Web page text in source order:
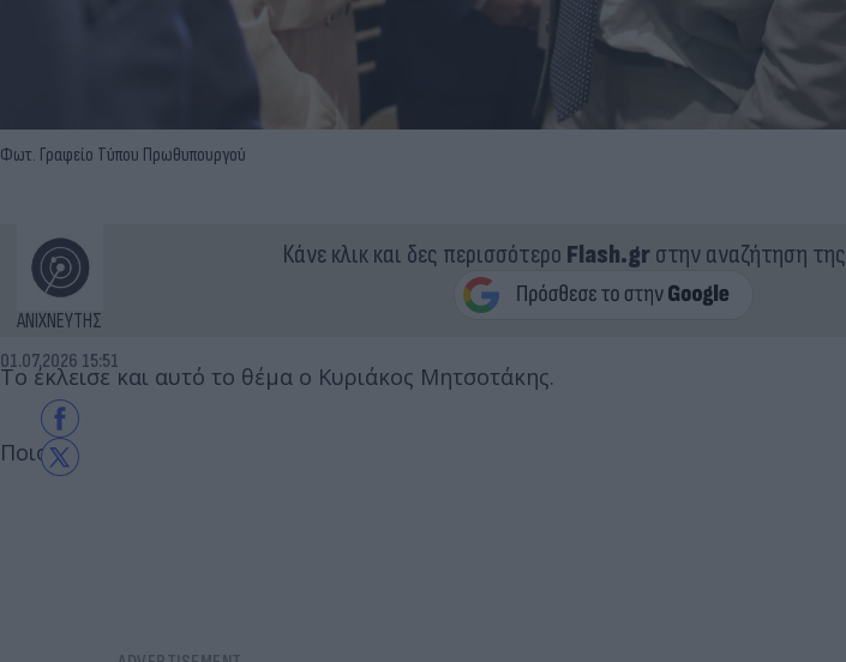
Φωτ. Γραφείο Τύπου Πρωθυπουργού
ΑΝΙΧΝΕΥΤΗΣ
01.07.2026 15:51
Κάνε κλικ και δες περισσότερο Flash.grστην αναζήτηση της
Το έκλεισε και αυτό το θέμα ο Κυριάκος Μητσοτάκης.
Ποιο;